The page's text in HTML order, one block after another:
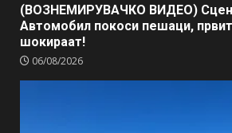
(ВОЗНЕМИРУВАЧКО ВИДЕО)
Автомобил покоси пешаци,
шокираат!
06/08/2026